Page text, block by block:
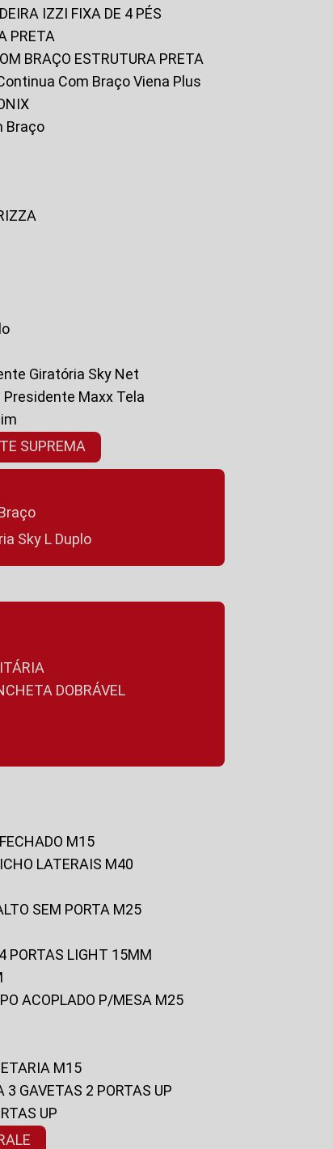
IZZI FIXA DE 4 PÉS
PRETA
BRAÇO ESTRUTURA PRETA
Com Braço Viena Plus
Braço
Giratória Sky Net
Presidente Maxx Tela
SUPREMA
Sky L Duplo
DOBRÁVEL
M15
LATERAIS M40
SEM PORTA M25
4 PORTAS LIGHT 15MM
ACOPLADO P/MESA M25
M15
3 GAVETAS 2 PORTAS UP
UP